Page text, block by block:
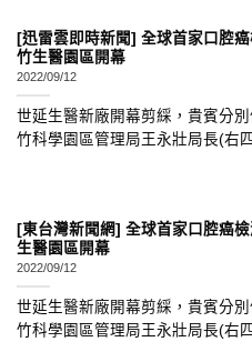
[迅雷雲即時新聞] 全球首家口腔
竹生醫園區開幕
2022/09/12
世延生醫新廠開幕剪綵，貴賓分
竹科學園區管理局王永壯局長(右
[東台灣新聞網] 全球首家口腔癌
生醫園區開幕
2022/09/12
世延生醫新廠開幕剪綵，貴賓分
竹科學園區管理局王永壯局長(右